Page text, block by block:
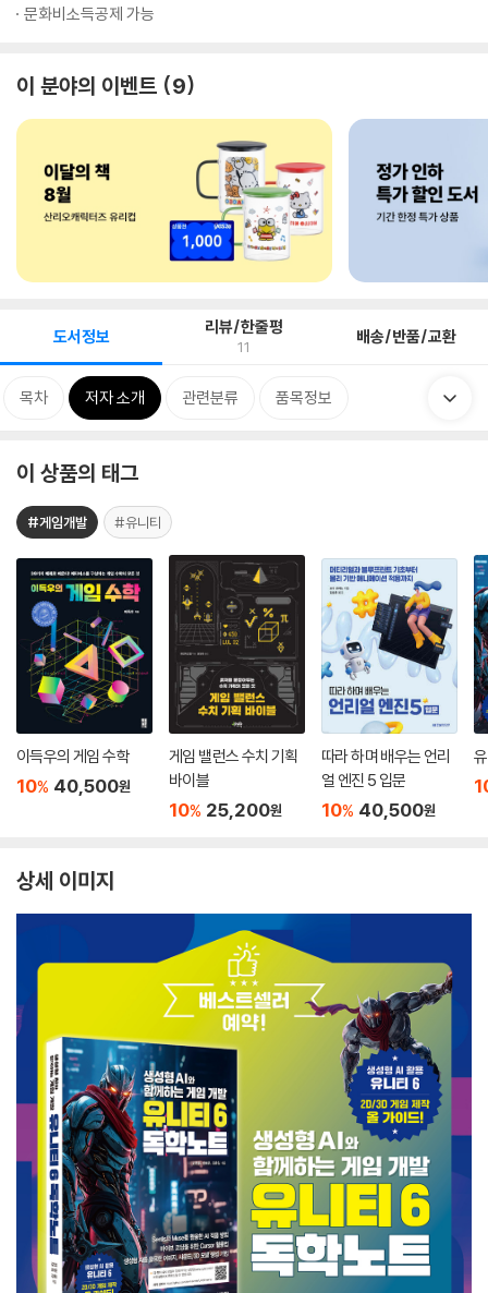
문화비소득공제 가능
이 분야의 이벤트 9
도서정보 리뷰/한줄평
11 배송/반품/교환
목차 저자 소개 관련분류 품목정보
이 상품의 태그
#게임개발 #유니티
이득우의 게임 수학
10% 40,500원
게임 밸런스 수치 기획
바이블
10% 25,200원
따라 하며 배우는 언리
얼 엔진 5 입문
10% 40,500원
상세 이미지